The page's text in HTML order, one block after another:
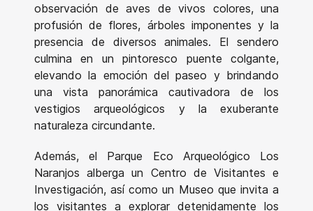
observación de aves de vivos colores, una
profusión de flores, árboles imponentes y la
presencia de diversos animales. El sendero
culmina en un pintoresco puente colgante,
elevando la emoción del paseo y brindando
una vista panorámica cautivadora de los
vestigios arqueológicos y la exuberante
naturaleza circundante.
Además, el Parque Eco Arqueológico Los
Naranjos alberga un Centro de Visitantes e
Investigación, así como un Museo que invita a
los visitantes a explorar detenidamente los